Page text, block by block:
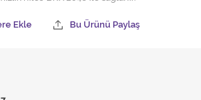
Ekle Bu Ürünü Paylaş